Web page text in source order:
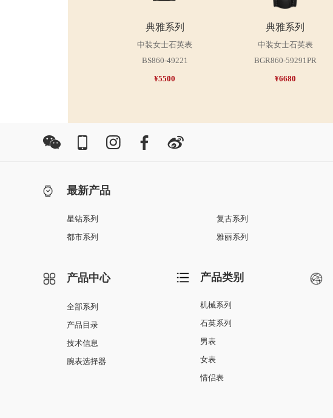
典雅系列
中装女士石英表
BS860-49221
¥5500
典雅系列
中装女士石英表
BGR860-59291PR
¥6680
最新产品
星钻系列 复古系列
都市系列
雅丽系列
产品中心
全部系列
产品目录
技术信息
腕表选择器
产品类别
机械系列
石英系列
男表
女表
情侣表